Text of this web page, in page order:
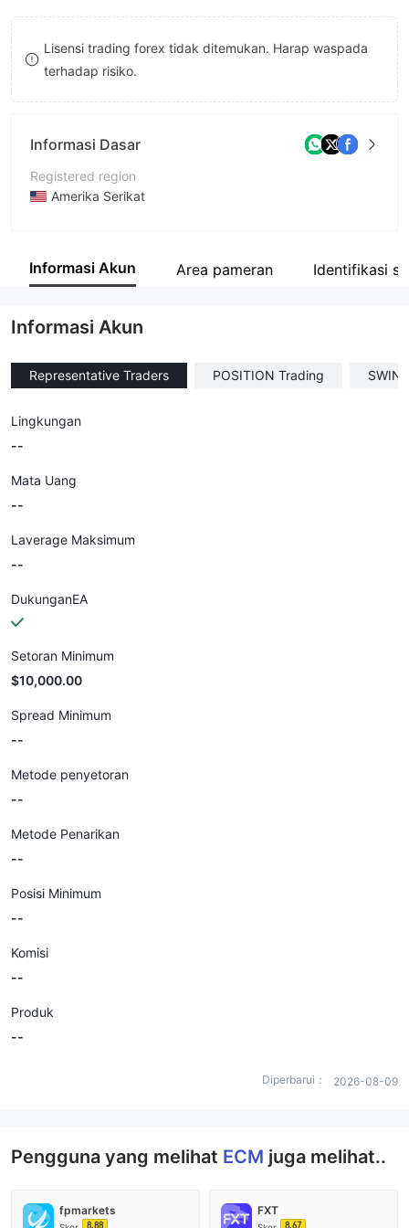
8
9Lisensi trading forex tidak ditemukan. Harap waspada
terhadap risiko.
Informasi Dasar
Registered region
Amerika Serikat
Nama perusahaan
Informasi Akun Area pameran Identifikasi
Informasi Akun
Representative Traders POSITION Trading
Lingkungan
--
Mata Uang
--
Laverage Maksimum
--
DukunganEA
Setoran Minimum
$10,000.00
Spread Minimum
--
Metode penyetoran
--
Metode Penarikan
--
Posisi Minimum
--
Komisi
--
Produk
--
Diperbarui： 2026-08-09
Pengguna yang melihat ECM juga melihat..
fpmarkets FXT